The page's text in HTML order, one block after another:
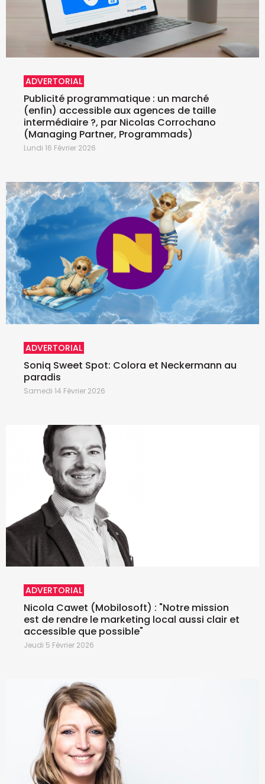
ADVERTORIAL
Publicité programmatique : un marché
(enfin) accessible aux agences de taille
intermédiaire ?, par Nicolas Corrochano
(Managing Partner, Programmads)
Lundi 16 Février 2026
ADVERTORIAL
Soniq Sweet Spot: Colora et Neckermann au
paradis
Samedi 14 Février 2026
ADVERTORIAL
Nicola Cawet (Mobilosoft) : "Notre mission
est de rendre le marketing local aussi clair et
accessible que possible"
Jeudi 5 Février 2026